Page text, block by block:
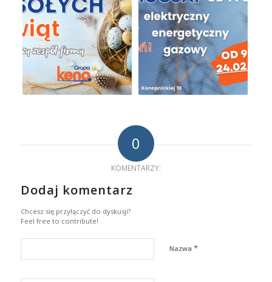
0
KOMENTARZY:
Dodaj komentarz
Chcesz się przyłączyć do dyskusji?
Feel free to contribute!
Nazwa *